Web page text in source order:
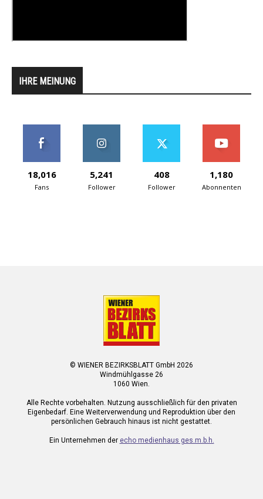
IHRE MEINUNG
18,016
Fans
5,241
Follower
408
Follower
1,180
Abonnenten
© WIENER BEZIRKSBLATT GmbH 2026
Windmühlgasse 26
1060 Wien.
Alle Rechte vorbehalten. Nutzung ausschließlich für den privaten
Eigenbedarf. Eine Weiterverwendung und Reproduktion über den
persönlichen Gebrauch hinaus ist nicht gestattet.
Ein Unternehmen der echo medienhaus ges.m.b.h.